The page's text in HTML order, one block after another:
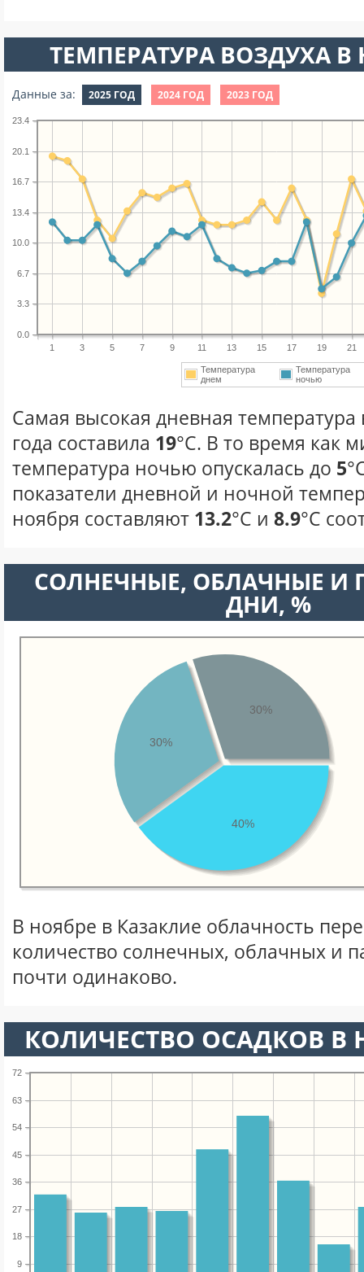
ТЕМПЕРАТУРА ВОЗДУХА В
Данные за: 2025 ГОД 2024 ГОД 2023 ГОД
1 3 5 7 9 11 13 15 17 19 21
0.0
3.3
6.7
10.0
13.4
16.7
20.1
23.4
Температура
днем
Температура
ночью
Самая высокая дневная температура
года составила 19°С. В то время как
температура ночью опускалась до 5
показатели дневной и ночной
ноября составляют 13.2°С и 8.9°С
CОЛНЕЧНЫЕ, ОБЛАЧНЫЕ И
ДНИ, %
40%
30%
30%
В ноябре в Казаклие облачность
количество солнечных, облачных и
почти одинаково.
КОЛИЧЕСТВО ОСАДКОВ В
9
18
27
36
45
54
63
72